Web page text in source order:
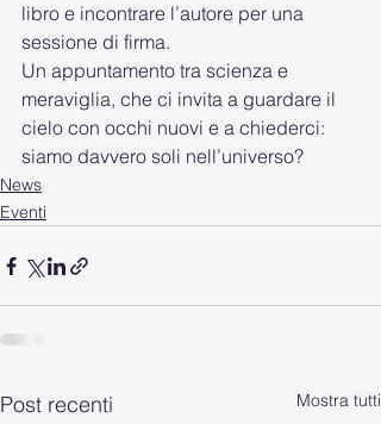
libro e incontrare l’autore per una
sessione di firma.
Un appuntamento tra scienza e
meraviglia, che ci invita a guardare il
cielo con occhi nuovi e a chiederci:
siamo davvero soli nell’universo?
News
Eventi
Post recenti Mostra tutti